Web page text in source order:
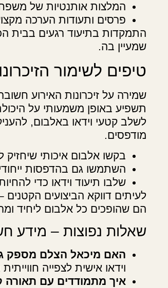
המלצות אותנטיות של
פרסים ותעודות הערכה
התמקדות בתיעוד רגעים בבית
שמעיין בה.
טיפים לשימור
שמירה על זיכרונות האירוע
תשפיע באופן משמעותי על
לשלב קטעי וידאו באלבום,
מודפסים.
בקשו אלבום איכותי שיחזיק
השתמשו גם בהדפסות
שלבו תיעוד וידאו כדי
לעיתים דווקא הביצועים
הם שהופכים כל אלבום ליחיד
שאלות נפוצות – מידע
האם מיכאל הצלם מספק
וידאו אישית לצפייה
איך מתמודדים עם